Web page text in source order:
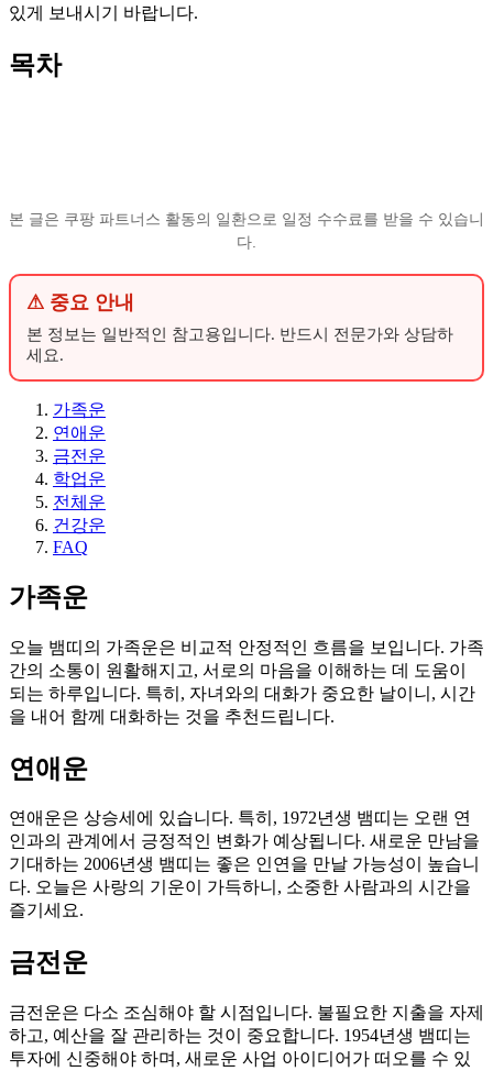
있게 보내시기 바랍니다.
목차
본 글은 쿠팡 파트너스 활동의 일환으로 일정 수수료를 받을 수 있습니
다.
⚠ 중요 안내
본 정보는 일반적인 참고용입니다. 반드시 전문가와 상담하
세요.
가족운
연애운
금전운
학업운
전체운
건강운
FAQ
가족운
오늘 뱀띠의 가족운은 비교적 안정적인 흐름을 보입니다. 가족
간의 소통이 원활해지고, 서로의 마음을 이해하는 데 도움이
되는 하루입니다. 특히, 자녀와의 대화가 중요한 날이니, 시간
을 내어 함께 대화하는 것을 추천드립니다.
연애운
연애운은 상승세에 있습니다. 특히, 1972년생 뱀띠는 오랜 연
인과의 관계에서 긍정적인 변화가 예상됩니다. 새로운 만남을
기대하는 2006년생 뱀띠는 좋은 인연을 만날 가능성이 높습니
다. 오늘은 사랑의 기운이 가득하니, 소중한 사람과의 시간을
즐기세요.
금전운
금전운은 다소 조심해야 할 시점입니다. 불필요한 지출을 자제
하고, 예산을 잘 관리하는 것이 중요합니다. 1954년생 뱀띠는
투자에 신중해야 하며, 새로운 사업 아이디어가 떠오를 수 있